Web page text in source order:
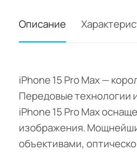
Описание
iPhone 15 Pro Max —
Передовые технологии
iPhone 15 Pro Max
изображения.
объективами,